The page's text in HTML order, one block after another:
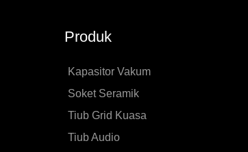
Produk
Kapasitor Vakum
Soket Seramik
Tiub Grid Kuasa
Tiub Audio